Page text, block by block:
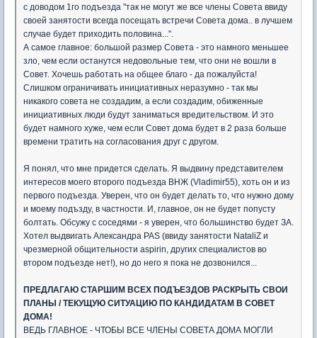
с доводом 1го подъезда "так не могут же все члены Совета ввиду
своей занятости всегда посещать встречи Совета дома.. в лучшем
случае будет приходить половина...".
А самое главное: большой размер Совета - это намного меньшее
зло, чем если останутся недовольные тем, что они не вошли в
Совет. Хочешь работать на общее благо - да пожалуйста!
Слишком ограничивать инициативных неразумно - так мы
никакого совета не создадим, а если создадим, обиженные
инициативных люди будут заниматься вредительством. И это
будет намного хуже, чем если Совет дома будет в 2 раза больше
времени тратить на согласования друг с другом.
Я понял, что мне придется сделать. Я выдвину представителем
интересов моего второго подъезда ВНЖ (Vladimir55), хоть он и из
первого подъезда. Уверен, что он будет делать то, что нужно дому
и моему подъзду, в частности. И, главное, он не будет попусту
болтать. Обсужу с соседями - я уверен, что большинство будет ЗА.
Хотел выдвигать Александра PAS (ввиду занятости NataliZ и
чрезмерной общительности aspirin, других специалистов во
втором подъезде нет!), но до него я пока не дозвонился...
ПРЕДЛАГАЮ СТАРШИМ ВСЕХ ПОДЪЕЗДОВ РАСКРЫТЬ СВОИ
ПЛАНЫ / ТЕКУЩУЮ СИТУАЦИЮ ПО КАНДИДАТАМ В СОВЕТ
ДОМА!
ВЕДЬ ГЛАВНОЕ - ЧТОБЫ ВСЕ ЧЛЕНЫ СОВЕТА ДОМА МОГЛИ